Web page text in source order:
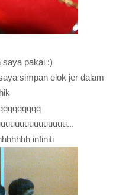
saya pakai :)
simpan elok jer dalam
infiniti